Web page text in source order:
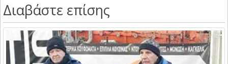
Διαβάστε επίσης